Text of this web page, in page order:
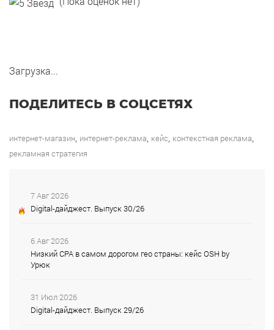
Загрузка...
ПОДЕЛИТЕСЬ В СОЦСЕТЯХ
интернет-магазин интернет-реклама кейс контекстная реклама
рекламная стратегия
7 Авг 2026
Digital-дайджест. Выпуск 30/26
6 Авг 2026
Низкий CPA в самом дорогом гео страны: кейс OSH by
Урюк
31 Июл 2026
Digital-дайджест. Выпуск 29/26